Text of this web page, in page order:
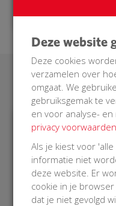
Deze
Deze cookies
verzamelen over
omgaat. We
gebruiksgemak te
en voor analyse-
privacy voorwaarden
Als je kiest voor
informatie niet
deze website. Er
cookie in je
dat je niet gevolgd